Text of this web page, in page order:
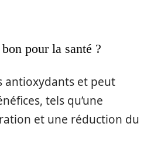
pour la santé ?
antioxydants et peut
tels qu’une
et une réduction du